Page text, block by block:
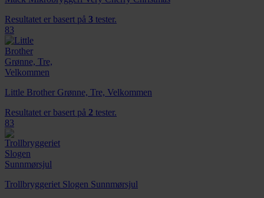
Resultatet er basert på 3 tester.
83
Little Brother Grønne, Tre, Velkommen
Resultatet er basert på 2 tester.
83
Trollbryggeriet Slogen Sunnmørsjul